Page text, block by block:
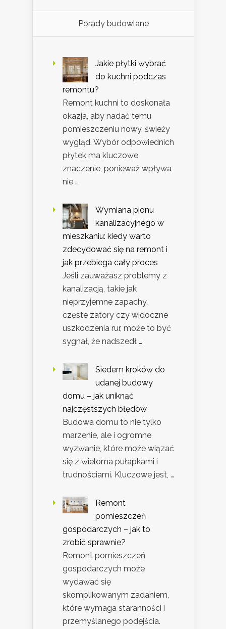
Porady budowlane
Jakie płytki wybrać
do kuchni podczas
remontu?
Remont kuchni to doskonała
okazja, aby nadać temu
pomieszczeniu nowy, świeży
wygląd. Wybór odpowiednich
płytek ma kluczowe
znaczenie, ponieważ wpływa
nie …
Wymiana pionu
kanalizacyjnego w
mieszkaniu: kiedy warto
zdecydować się na remont i
jak przebiega cały proces
Jeśli zauważasz problemy z
kanalizacją, takie jak
nieprzyjemne zapachy,
częste zatory czy widoczne
uszkodzenia rur, może to być
sygnał, że nadszedł …
Siedem kroków do
udanej budowy
domu – jak uniknąć
najczęstszych błędów
Budowa domu to nie tylko
marzenie, ale i ogromne
wyzwanie, które może wiązać
się z wieloma pułapkami i
trudnościami. Kluczowe jest, …
Remont
pomieszczeń
gospodarczych – jak to
zrobić sprawnie?
Remont pomieszczeń
gospodarczych może
wydawać się
skomplikowanym zadaniem,
które wymaga staranności i
przemyślanego podejścia.